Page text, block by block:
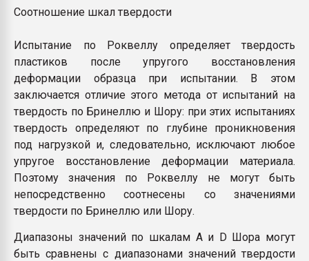
Соотношение шкал твердости
Испытание по Роквеллу определяет твердость
пластиков после упругого восстановления
деформации образца при испытании. В этом
заключается отличие этого метода от испытаний на
твердость по Бринеллю и Шору: при этих испытаниях
твердость определяют по глубине проникновения
под нагрузкой и, следовательно, исключают любое
упругое восстановление деформации материала.
Поэтому значения по Роквеллу не могут быть
непосредственно соотнесены со значениями
твердости по Бринеллю или Шору.
Диапазоны значений по шкалам A и D Шора могут
быть сравнены с диапазонами значений твердости